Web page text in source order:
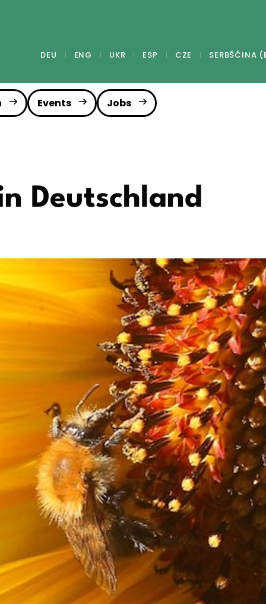
DEU ENG UKR ESP CZE SERBŠĆINA
Events Jobs
Deutschland